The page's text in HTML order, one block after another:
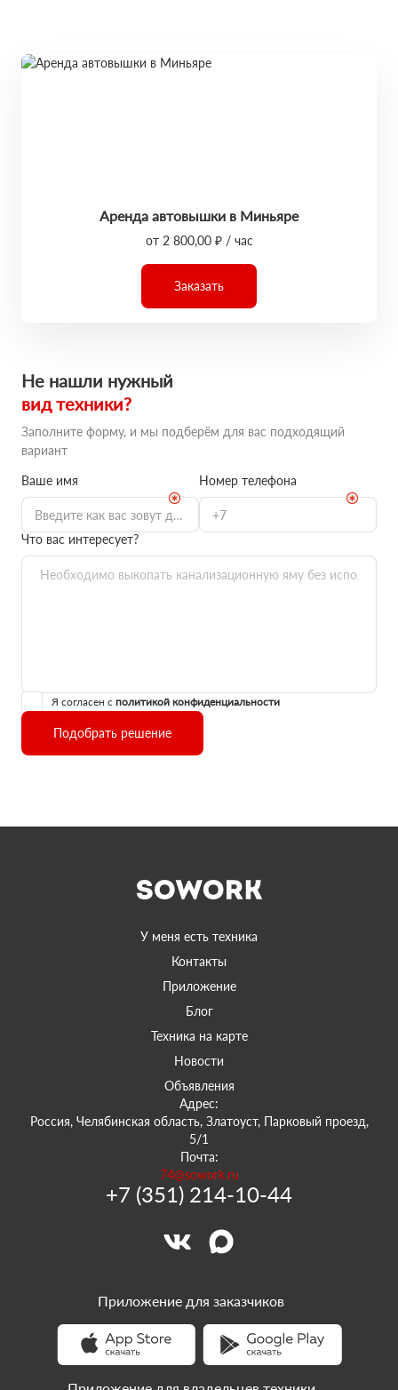
Аренда автовышки в Миньяре
от 2 800,00 ₽ / час
Заказать
Не нашли нужный
вид техники?
Заполните форму, и мы подберём для вас подходящий
вариант
Ваше имя
Номер телефона
Что вас интересует?
Я согласен с политикой конфиденциальности
Подобрать решение
У меня есть техника
Контакты
Приложение
Блог
Техника на карте
Новости
Объявления
Адрес:
Россия, Челябинская область, Златоуст, Парковый проезд,
5/1
Почта:
74@sowork.ru
+7 (351) 214-10-44
Приложение для заказчиков